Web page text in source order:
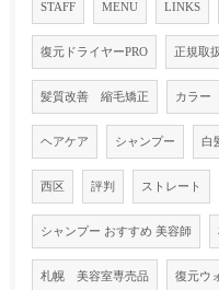
STAFF MENU LINKS
復元ドライヤーPRO 正規取
髪質改善 縮毛矯正 カラー
ヘアケア シャンプー 白
西区 評判 ストレート
シャンプー おすすめ 美容師
札幌 美容室専売品 復元ウ